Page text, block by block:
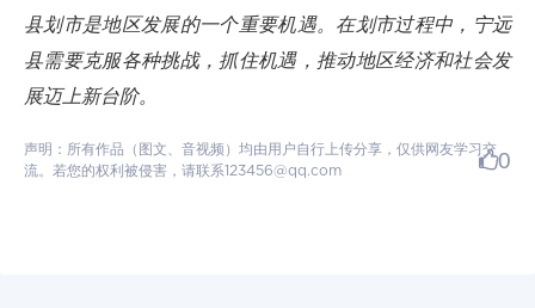
县划市是地区发展的一个重要机遇。在划市过程中，宁远
县需要克服各种挑战，抓住机遇，推动地区经济和社会发
展迈上新台阶。
声明：所有作品（图文、音视频）均由用户自行上传分享，仅供网友学习交
流。若您的权利被侵害，请联系123456@qq.com
0